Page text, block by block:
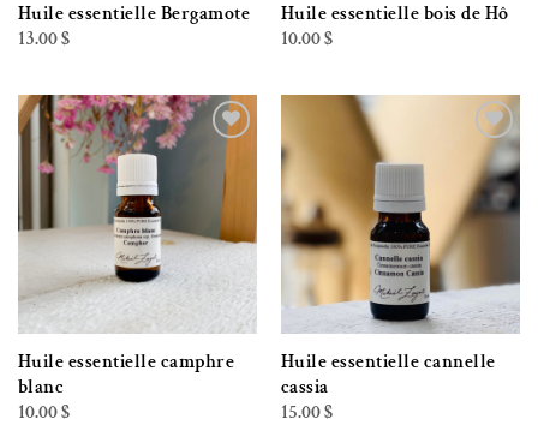
Huile essentielle Bergamote
13.00$
Huile essentielle bois de Hô
10.00$
Ajouter à la liste de souhaits
Huile essentielle camphre
blanc
10.00$
Ajouter à la liste de souhaits
Huile essentielle cannelle
cassia
15.00$